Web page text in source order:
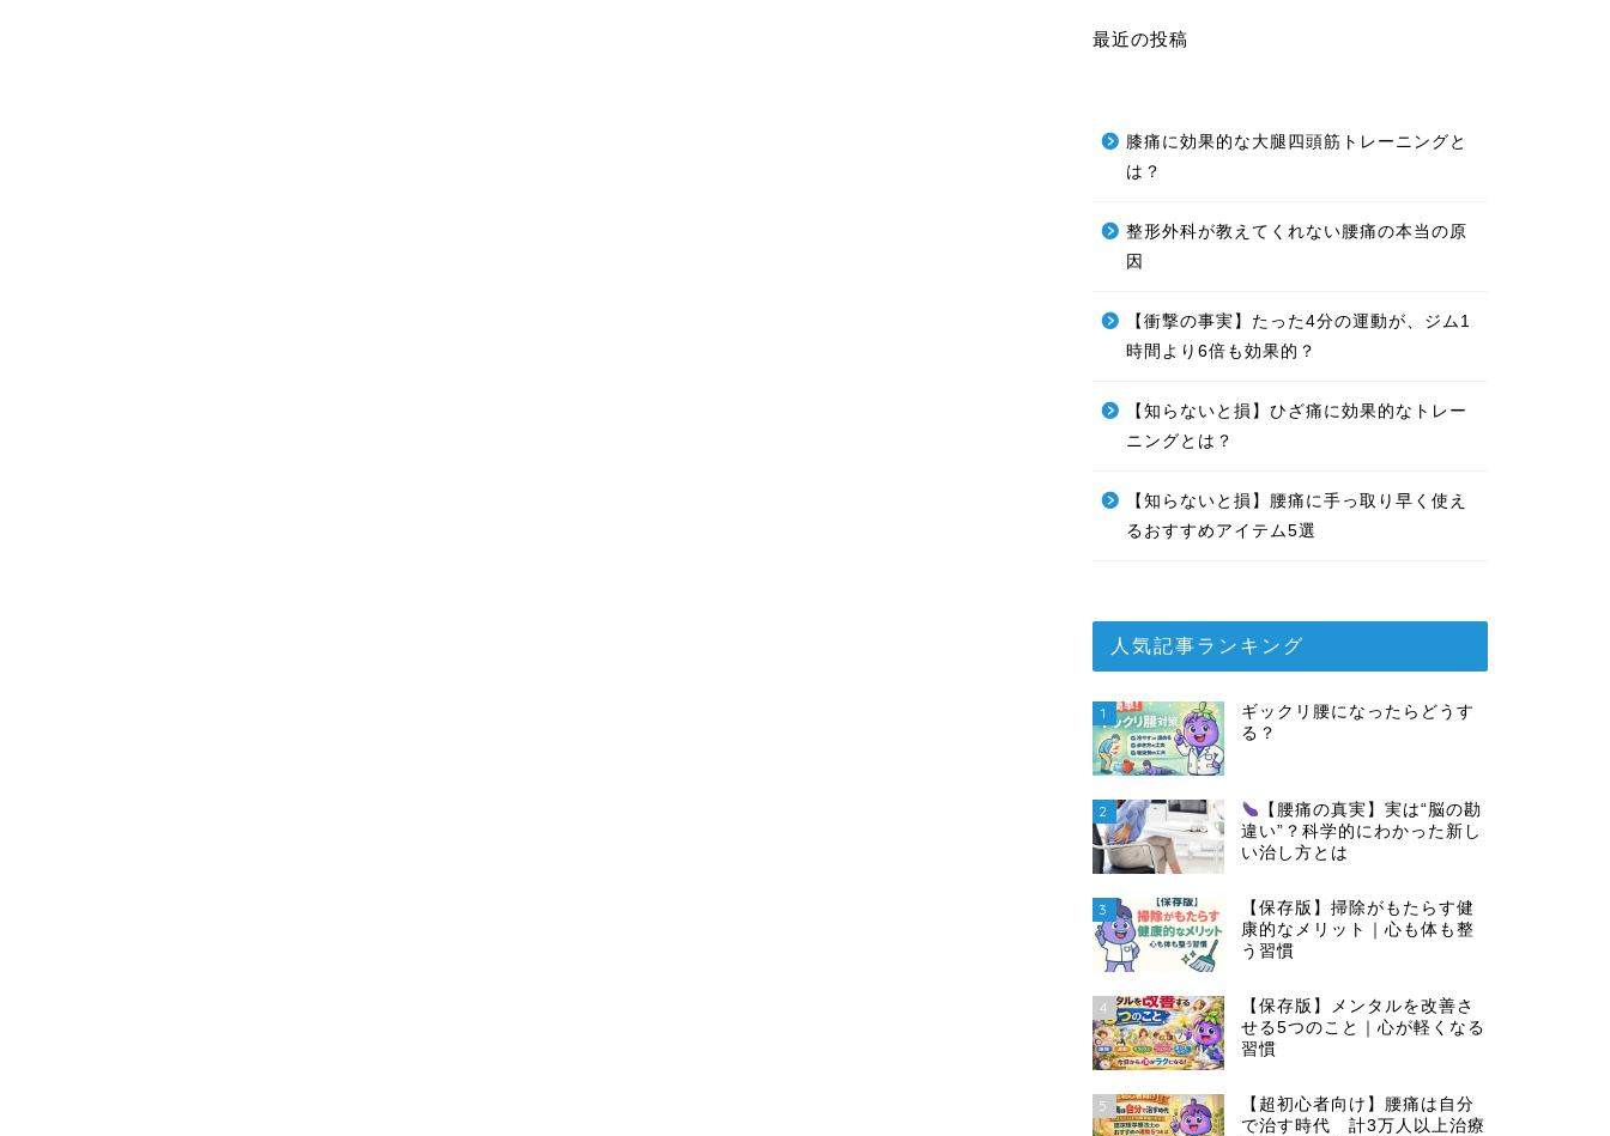
最近の投稿
膝痛に効果的な大腿四頭筋トレーニングと
は？
整形外科が教えてくれない腰痛の本当の原
因
【衝撃の事実】たった4分の運動が、ジム1
時間より6倍も効果的？
【知らないと損】ひざ痛に効果的なトレー
ニングとは？
【知らないと損】腰痛に手っ取り早く使え
るおすすめアイテム5選
人気記事ランキング
1
ギックリ腰になったらどうす
る？
2
【腰痛の真実】実は“脳の勘
違い”？科学的にわかった新し
い治し方とは
3
【保存版】掃除がもたらす健
康的なメリット｜心も体も整
う習慣
4
【保存版】メンタルを改善さ
せる5つのこと｜心が軽くなる
習慣
5
【超初心者向け】腰痛は自分
で治す時代 計3万人以上治療